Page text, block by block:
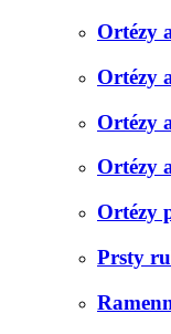
Ortézy
Ortézy
Ortézy
Ortézy
Ortézy
Prsty